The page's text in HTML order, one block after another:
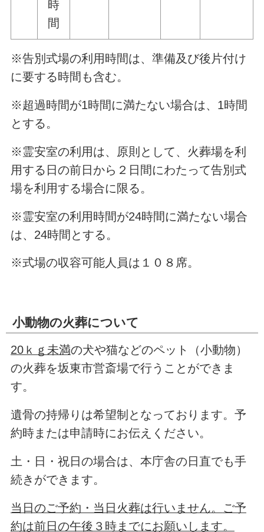
時
間
※告別式場の利用時間は、準備及び後片付け
に要する時間も含む。
※超過時間が1時間に満たない場合は、1時間
とする。
※霊安室の利用は、原則として、火葬場を利
用する日の前日から２日間にわたって告別式
場を利用する場合に限る。
※霊安室の利用時間が24時間に満たない場合
は、24時間とする。
※式場の収容可能人員は１０８席。
小動物の火葬について
20ｋｇ未満の犬や猫などのペット（小動物）
の火葬を坂東市営斎場で行うことができま
す。
遺骨の持帰りは希望制となっております。予
約時または申請時にお伝えください。
土・日・祝日の場合は、本庁舎の日直でも手
続きができます。
当日のご予約・当日火葬は行いません。 ご予
約は前日の午後３時までにお願いします。